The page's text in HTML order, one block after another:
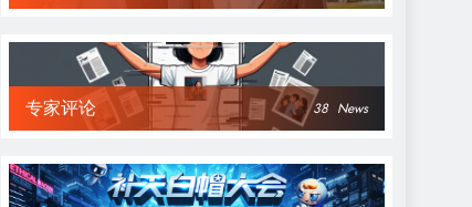
专家评论 38 News